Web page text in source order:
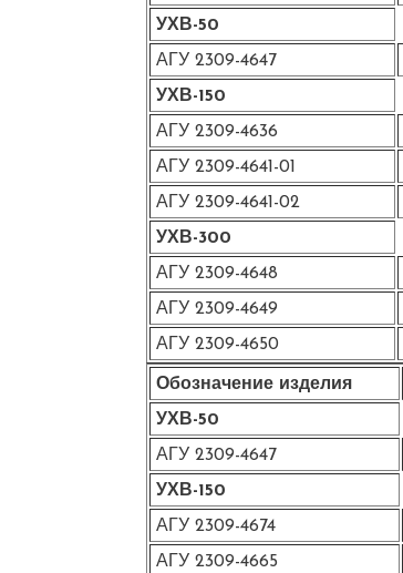
УХВ-50
АГУ 2309-4647
УХВ-150
АГУ 2309-4636
АГУ 2309-4641-01
АГУ 2309-4641-02
УХВ-300
АГУ 2309-4648
АГУ 2309-4649
АГУ 2309-4650
Обозначение изделия
УХВ-50
АГУ 2309-4647
УХВ-150
АГУ 2309-4674
АГУ 2309-4665